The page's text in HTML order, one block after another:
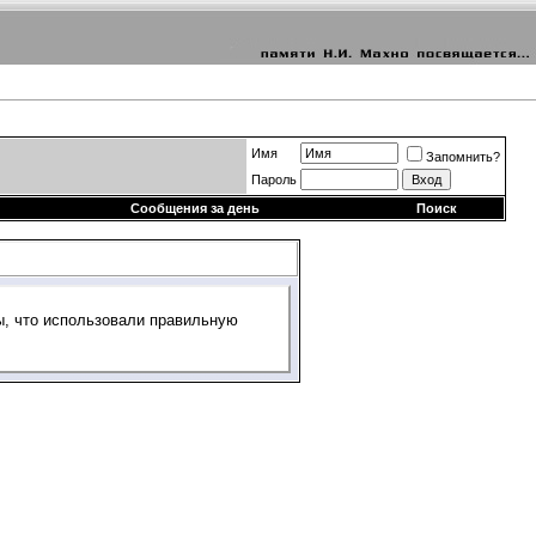
Имя
Запомнить?
Пароль
Сообщения за день Поиск
что использовали правильную